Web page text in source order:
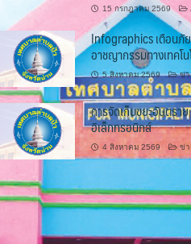
15 กรกฎาคม 2569
Infographics เตือนภั
อาชญากรรมทางเทคโ
5 สิงหาคม 2569 ข่า
การจัดเก็บขยะอันตรา
อิเล็กทรอนิกส์
4 สิงหาคม 2569 ข่า